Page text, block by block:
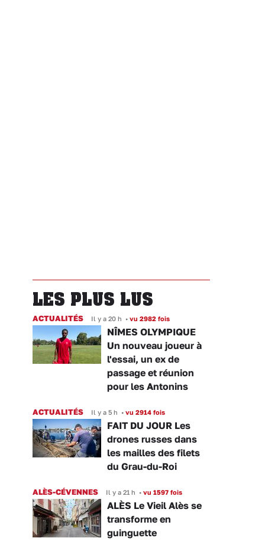
LES PLUS LUS
ACTUALITÉS Il y a 20 h • vu 2982 fois
NÎMES OLYMPIQUE
Un nouveau joueur à
l'essai, un ex de
passage et réunion
pour les Antonins
ACTUALITÉS Il y a 5 h • vu 2914 fois
FAIT DU JOUR Les
drones russes dans
les mailles des filets
du Grau-du-Roi
ALÈS-CÉVENNES Il y a 21 h • vu 1597 fois
ALÈS Le Vieil Alès se
transforme en
guinguette